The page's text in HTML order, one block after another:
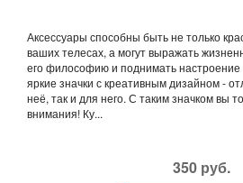
Аксессуары способны быть не только
ваших телесах, а могут выражать
его философию и поднимать
яркие значки с креативным дизайном -
неё, так и для него. С таким значком вы
внимания! Ку...
350 руб.